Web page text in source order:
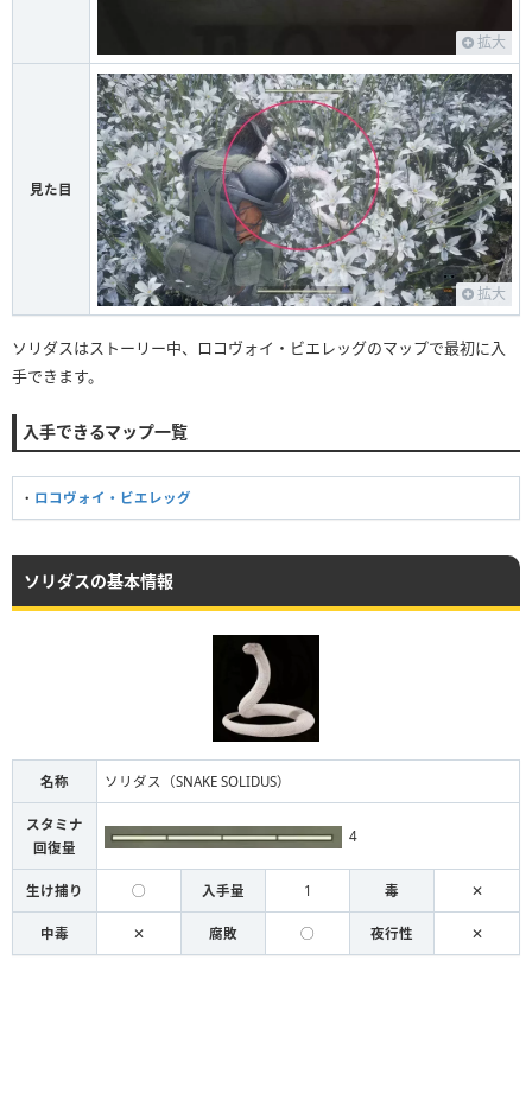
拡大
見た目
拡大
ソリダスはストーリー中、ロコヴォイ・ビエレッグのマップで最初に入
手できます。
入手できるマップ一覧
・ ロコヴォイ・ビエレッグ
ソリダスの基本情報
名称 ソリダス（SNAKE SOLIDUS）
スタミナ
回復量
4
生け捕り ◯ 入手量 1 毒 ✕
中毒 ✕ 腐敗 ◯ 夜行性 ✕